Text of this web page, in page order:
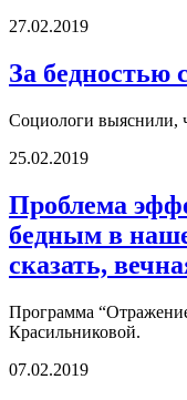
27.02.2019
За бедностью
Социологи выяснили,
25.02.2019
Проблема
бедным в
сказать,
Программа
Красильниковой.
07.02.2019